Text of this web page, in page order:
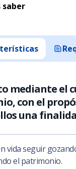
saber
mediante el
con el
una
vida seguir
el patrimonio.